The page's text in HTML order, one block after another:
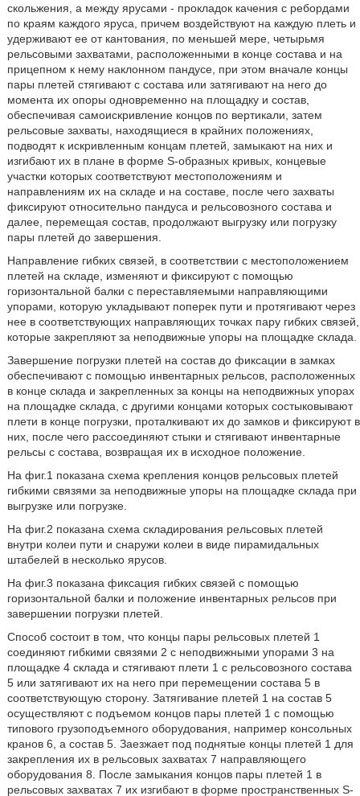
скольжения, а между ярусами - прокладок качения с ребордами
по краям каждого яруса, причем воздействуют на каждую плеть и
удерживают ее от кантования, по меньшей мере, четырьмя
рельсовыми захватами, расположенными в конце состава и на
прицепном к нему наклонном пандусе, при этом вначале концы
пары плетей стягивают с состава или затягивают на него до
момента их опоры одновременно на площадку и состав,
обеспечивая самоискривление концов по вертикали, затем
рельсовые захваты, находящиеся в крайних положениях,
подводят к искривленным концам плетей, замыкают на них и
изгибают их в плане в форме S-образных кривых, концевые
участки которых соответствуют местоположениям и
направлениям их на складе и на составе, после чего захваты
фиксируют относительно пандуса и рельсовозного состава и
далее, перемещая состав, продолжают выгрузку или погрузку
пары плетей до завершения.
Направление гибких связей, в соответствии с местоположением
плетей на складе, изменяют и фиксируют с помощью
горизонтальной балки с переставляемыми направляющими
упорами, которую укладывают поперек пути и протягивают через
нее в соответствующих направляющих точках пару гибких связей,
которые закрепляют за неподвижные упоры на площадке склада.
Завершение погрузки плетей на состав до фиксации в замках
обеспечивают с помощью инвентарных рельсов, расположенных
в конце склада и закрепленных за концы на неподвижных упорах
на площадке склада, с другими концами которых состыковывают
плети в конце погрузки, проталкивают их до замков и фиксируют в
них, после чего рассоединяют стыки и стягивают инвентарные
рельсы с состава, возвращая их в исходное положение.
На фиг.1 показана схема крепления концов рельсовых плетей
гибкими связями за неподвижные упоры на площадке склада при
выгрузке или погрузке.
На фиг.2 показана схема складирования рельсовых плетей
внутри колеи пути и снаружи колеи в виде пирамидальных
штабелей в несколько ярусов.
На фиг.3 показана фиксация гибких связей с помощью
горизонтальной балки и положение инвентарных рельсов при
завершении погрузки плетей.
Способ состоит в том, что концы пары рельсовых плетей 1
соединяют гибкими связями 2 с неподвижными упорами 3 на
площадке 4 склада и стягивают плети 1 с рельсовозного состава
5 или затягивают их на него при перемещении состава 5 в
соответствующую сторону. Затягивание плетей 1 на состав 5
осуществляют с подъемом концов пары плетей 1 с помощью
типового грузоподъемного оборудования, например консольных
кранов 6, а состав 5. Заезжает под поднятые концы плетей 1 для
закрепления их в рельсовых захватах 7 направляющего
оборудования 8. После замыкания концов пары плетей 1 в
рельсовых захватах 7 их изгибают в форме пространственных S-